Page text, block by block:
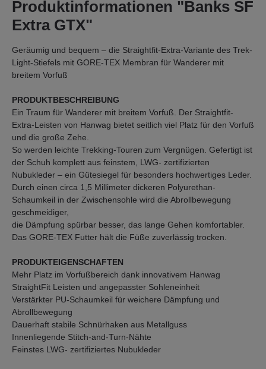
Produktinformationen "Banks SF
Extra GTX"
Geräumig und bequem – die Straightfit-Extra-Variante des Trek-
Light-Stiefels mit GORE-TEX Membran für Wanderer mit
breitem Vorfuß
PRODUKTBESCHREIBUNG
Ein Traum für Wanderer mit breitem Vorfuß. Der Straightfit-
Extra-Leisten von Hanwag bietet seitlich viel Platz für den Vorfuß
und die große Zehe.
So werden leichte Trekking-Touren zum Vergnügen. Gefertigt ist
der Schuh komplett aus feinstem, LWG- zertifizierten
Nubukleder – ein Gütesiegel für besonders hochwertiges Leder.
Durch einen circa 1,5 Millimeter dickeren Polyurethan-
Schaumkeil in der Zwischensohle wird die Abrollbewegung
geschmeidiger,
die Dämpfung spürbar besser, das lange Gehen komfortabler.
Das GORE-TEX Futter hält die Füße zuverlässig trocken.
PRODUKTEIGENSCHAFTEN
Mehr Platz im Vorfußbereich dank innovativem Hanwag
StraightFit Leisten und angepasster Sohleneinheit
Verstärkter PU-Schaumkeil für weichere Dämpfung und
Abrollbewegung
Dauerhaft stabile Schnürhaken aus Metallguss
Innenliegende Stitch-and-Turn-Nähte
Feinstes LWG- zertifiziertes Nubukleder